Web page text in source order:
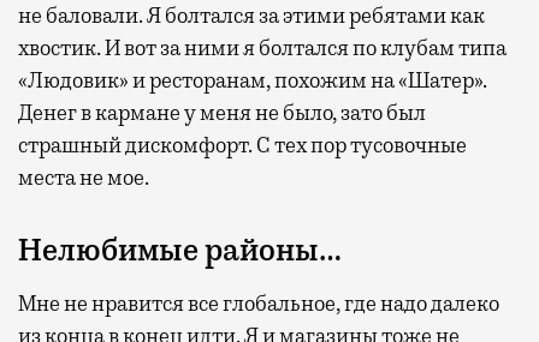
не баловали. Я болтался за этими ребятами как
хвостик. И вот за ними я болтался по клубам типа
«Людовик» и ресторанам, похожим на «Шатер».
Денег в кармане у меня не было, зато был
страшный дискомфорт. С тех пор тусовочные
места не мое.
Нелюбимые районы…
Мне не нравится все глобальное, где надо далеко
из конца в конец идти. Я и магазины тоже не